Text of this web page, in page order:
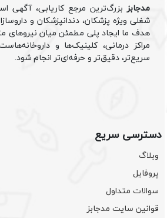
مدجابزبزرگ‌ترین مرجع کاریابی، آگهی
شغلی ویژه پزشکان، دندانپزشکان و
هدف ما ایجاد پلی مطمئن میان
مراکز درمانی، کلینیک‌ها و
سریع‌تر، دقیق‌تر و حرفه‌ای‌تر انجام شود.
دسترسی سریع
وبلاگ
پروفایل
سوالات متداول
قوانین سایت مدجابز